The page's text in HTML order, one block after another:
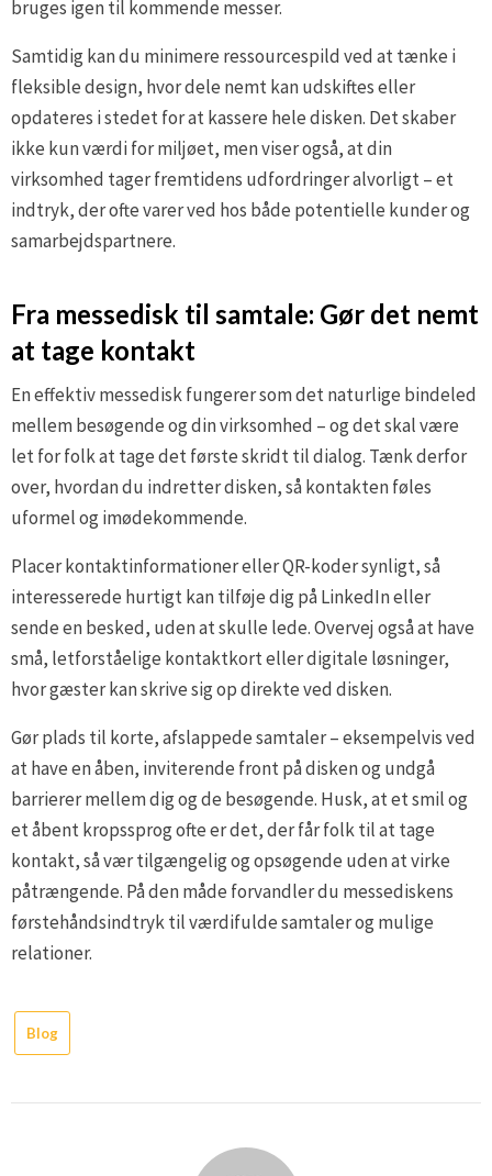
bruges igen til kommende messer.
Samtidig kan du minimere ressourcespild ved at tænke i
fleksible design, hvor dele nemt kan udskiftes eller
opdateres i stedet for at kassere hele disken. Det skaber
ikke kun værdi for miljøet, men viser også, at din
virksomhed tager fremtidens udfordringer alvorligt – et
indtryk, der ofte varer ved hos både potentielle kunder og
samarbejdspartnere.
Fra messedisk til samtale: Gør det nemt
at tage kontakt
En effektiv messedisk fungerer som det naturlige bindeled
mellem besøgende og din virksomhed – og det skal være
let for folk at tage det første skridt til dialog. Tænk derfor
over, hvordan du indretter disken, så kontakten føles
uformel og imødekommende.
Placer kontaktinformationer eller QR-koder synligt, så
interesserede hurtigt kan tilføje dig på LinkedIn eller
sende en besked, uden at skulle lede. Overvej også at have
små, letforståelige kontaktkort eller digitale løsninger,
hvor gæster kan skrive sig op direkte ved disken.
Gør plads til korte, afslappede samtaler – eksempelvis ved
at have en åben, inviterende front på disken og undgå
barrierer mellem dig og de besøgende. Husk, at et smil og
et åbent kropssprog ofte er det, der får folk til at tage
kontakt, så vær tilgængelig og opsøgende uden at virke
påtrængende. På den måde forvandler du messediskens
førstehåndsindtryk til værdifulde samtaler og mulige
relationer.
Blog